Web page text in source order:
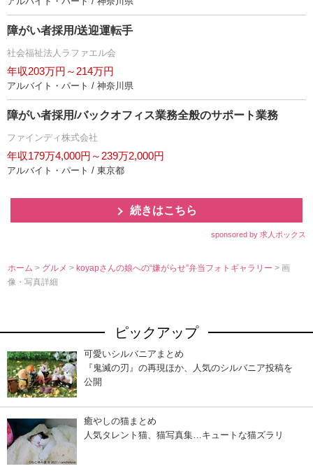
障がい者採用/送迎運転手
社会福祉法人ラファエル会
年収203万円～214万円
アルバイト・パート / 神奈川県
障がい者採用/バックオフィス業務全般のサポート業務
ファインディ株式会社
年収179万4,000円～239万2,000円
アルバイト・パート / 東京都
続きはこちら
sponsored by 求人ボックス
ホーム > グルメ> koyapさんの娘への“嫌がらせ”弁当フォトギャラリー> 画
像・写真詳細
ピックアップ
可愛いシルバニアまとめ
『鬼滅の刃』の再現ほか、人気のシルバニア投稿を
公開
癒やしの猫まとめ
人気タレント猫、猫写真集…キュートな猫ズラリ